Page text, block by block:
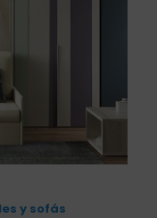
y sofás